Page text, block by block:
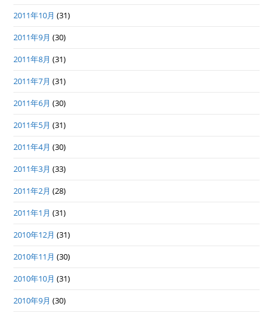
2011年10月 (31)
2011年9月 (30)
2011年8月 (31)
2011年7月 (31)
2011年6月 (30)
2011年5月 (31)
2011年4月 (30)
2011年3月 (33)
2011年2月 (28)
2011年1月 (31)
2010年12月 (31)
2010年11月 (30)
2010年10月 (31)
2010年9月 (30)